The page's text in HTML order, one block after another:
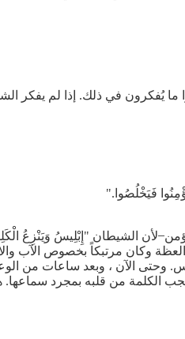
ما يُفكرون في ذلك. إذا لم يفكر
فَيَخْلُصُوا."
لأن الشيطان "إِبْلِيسُ وَيَنْزِعُ
العظة وكان مرتبكاً بخصوص الآب
وحتى الآن ، وبعد ساعات من
الكلمة من قلبه بمجرد سماعها.